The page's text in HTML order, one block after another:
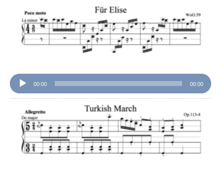
音
声
プ
レ
ー
ヤ
ー
00:00 00:00
音
声
プ
レ
ー
ヤ
ー